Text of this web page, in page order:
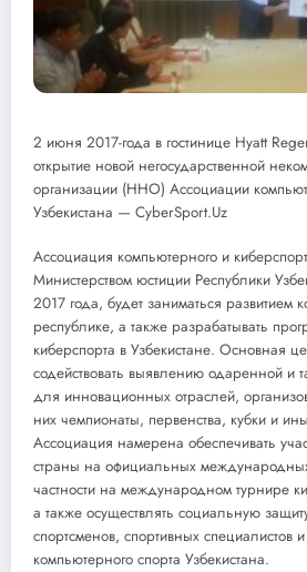
2 июня 2017-года в гостинице Hyatt
открытие новой негосударственной
организации (ННО) Ассоциации
Узбекистана — CyberSport.Uz
Ассоциация компьютерного и
Министерством юстиции Республики
2017 года, будет заниматься развитием
республике, а также разрабатывать
киберспорта в Узбекистане. Основная
содействовать выявлению одаренной и
для инновационных отраслей,
них чемпионаты, первенства, кубки и
Ассоциация намерена обеспечивать
страны на официальных
частности на международном турнире
а также осуществлять социальную
спортсменов, спортивных специалистов
компьютерного спорта Узбекистана.